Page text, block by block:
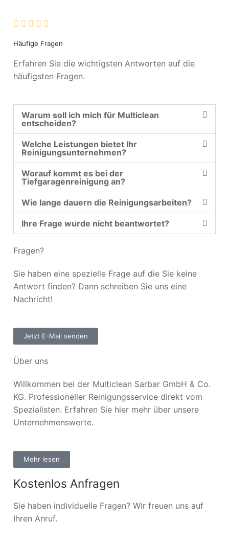
Häufige Fragen
Erfahren Sie die wichtigsten Antworten auf die
häufigsten Fragen.
Warum soll ich mich für Multiclean
entscheiden?
Welche Leistungen bietet Ihr
Reinigungsunternehmen?
Worauf kommt es bei der
Tiefgaragenreinigung an?
Wie lange dauern die Reinigungsarbeiten?
Ihre Frage wurde nicht beantwortet?
Fragen?
Sie haben eine spezielle Frage auf die Sie keine
Antwort finden? Dann schreiben Sie uns eine
Nachricht!
Jetzt E-Mail senden
Über uns
Willkommen bei der Multiclean Sarbar GmbH & Co.
KG. Professioneller Reinigungsservice direkt vom
Spezialisten. Erfahren Sie hier mehr über unsere
Unternehmenswerte.
Mehr lesen
Kostenlos Anfragen
Sie haben individuelle Fragen? Wir freuen uns auf
Ihren Anruf.